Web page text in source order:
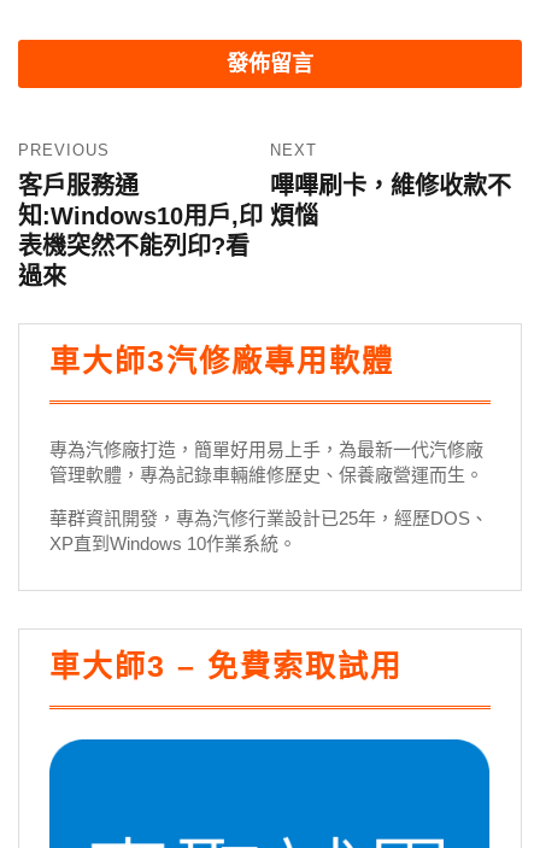
PREVIOUS
客戶服務通
知:Windows10用戶,印
表機突然不能列印?看
過來
NEXT
嗶嗶刷卡，維修收款不
煩惱
車大師3汽修廠專用軟體
專為汽修廠打造，簡單好用易上手，為最新一代汽修廠
管理軟體，專為記錄車輛維修歷史、保養廠營運而生。
華群資訊開發，專為汽修行業設計已25年，經歷DOS、
XP直到Windows 10作業系統。
車大師3 – 免費索取試用